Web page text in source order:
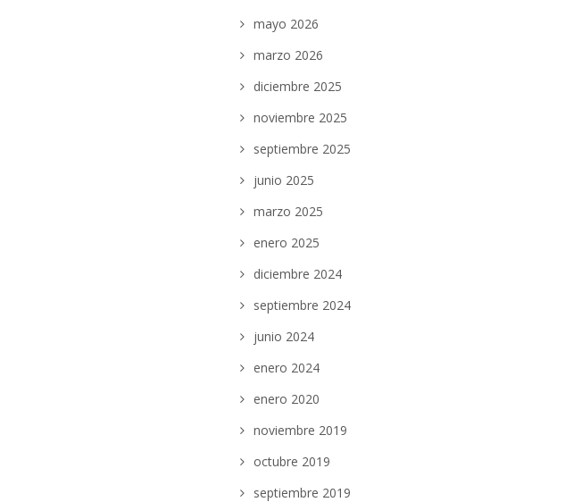
mayo 2026
marzo 2026
diciembre 2025
noviembre 2025
septiembre 2025
junio 2025
marzo 2025
enero 2025
diciembre 2024
septiembre 2024
junio 2024
enero 2024
enero 2020
noviembre 2019
octubre 2019
septiembre 2019